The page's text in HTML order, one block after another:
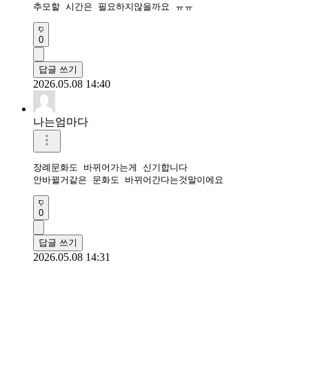
추모할 시간은 필요하지않을까요 ㅠㅠ
0
답글 쓰기
2026.05.08 14:40
나는엄마다
장례문화도 바뀌어가는게 신기합니다
안바뀔거같은 문화도 바뀌어간다는것말이에요
0
답글 쓰기
2026.05.08 14:31